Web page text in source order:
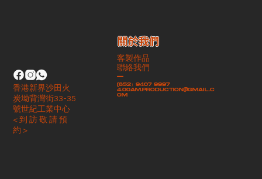
客製作品
聯絡我們
-
(852）9407 9997
4.00am.production@gmail.c
om
​關於我們
香港新界沙田火
炭坳背灣街33-35
號世紀工業中心
< 到 訪 敬 請 預
約 >